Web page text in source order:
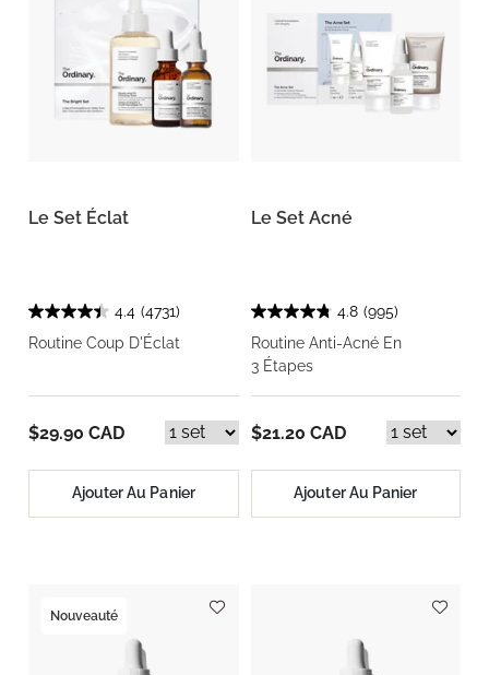
Le Set Éclat
4.4 (4731)
Routine Coup D'Éclat
$29.90 CAD
Ajouter Au Panier
Le Set Acné
4.8 (995)
Routine Anti-Acné En
3 Étapes
$21.20 CAD
Ajouter Au Panier
Nouveauté